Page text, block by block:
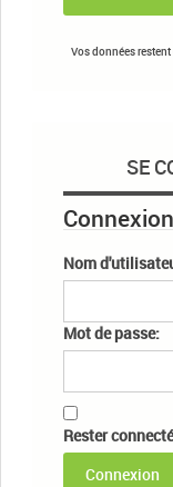
Vos données
SE
Connexion
Nom
Mot de passe:
Rester connecté
Connexion